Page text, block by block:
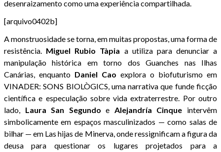
desenraizamento como uma experiência compartilhada.
[arquivo0402b]
A monstruosidade se torna, em muitas propostas, uma forma de
resistência. Miguel Rubio Tàpia a utiliza para denunciar a
manipulação histórica em torno dos Guanches nas Ilhas
Canárias, enquanto Daniel Cao explora o biofuturismo em
VINADER: SONS BIOLÒGICS, uma narrativa que funde ficção
científica e especulação sobre vida extraterrestre. Por outro
lado, Laura San Segundo e Alejandría Cinque intervêm
simbolicamente em espaços masculinizados — como salas de
bilhar — em Las hijas de Minerva, onde ressignificam a figura da
deusa para questionar os lugares projetados para a